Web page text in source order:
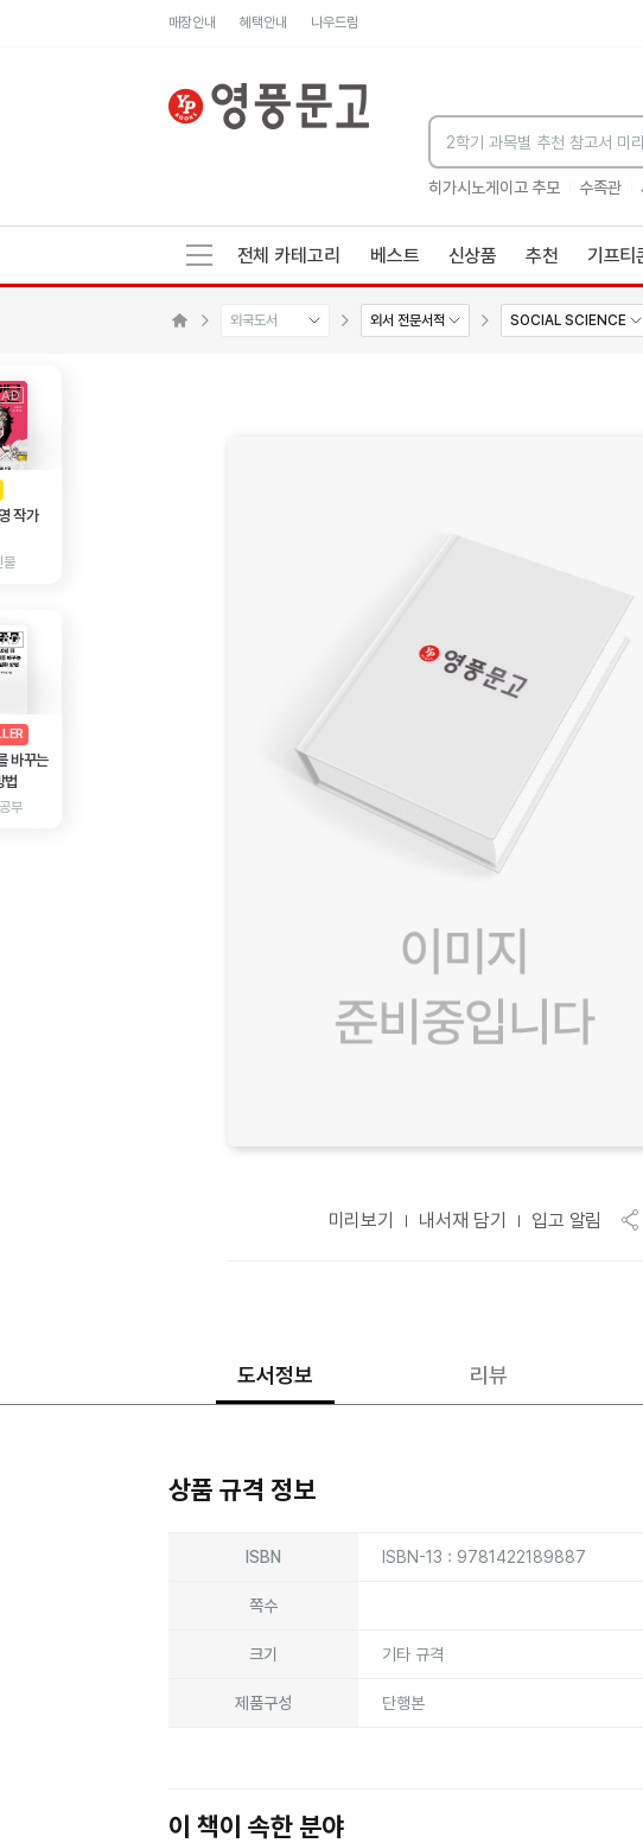
매장안내 혜택안내 나우드림
히가시노게이고 추모 수족관
전체 카테고리 베스트 신상품 추천 기프티
외국도서 외서 전문서적 SOCIAL SCIENCE
AD
작가
물
AD
바꾸는
법
부
미리보기 내서재 담기 입고 알림
도서정보 리뷰
상품 규격 정보
ISBN ISBN-13 : 9781422189887
쪽수
크기 기타 규격
제품구성 단행본
이 책이 속한 분야